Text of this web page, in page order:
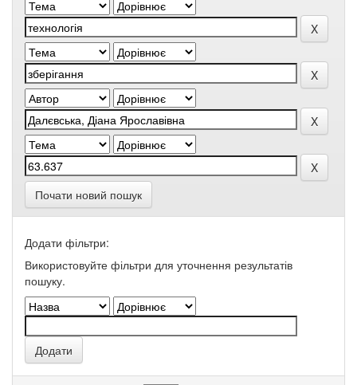
Почати новий пошук
Додати фільтри:
Використовуйте фільтри для уточнення результатів
пошуку.